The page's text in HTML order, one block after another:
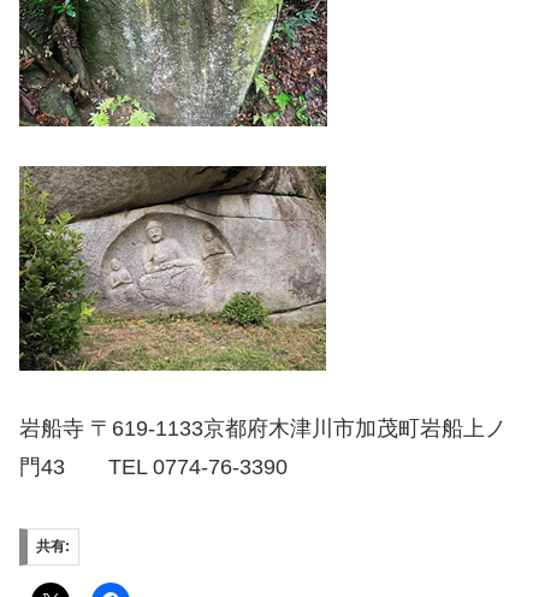
岩船寺 〒619-1133京都府木津川市加茂町岩船上ノ
門43 TEL 0774-76-3390
共有: